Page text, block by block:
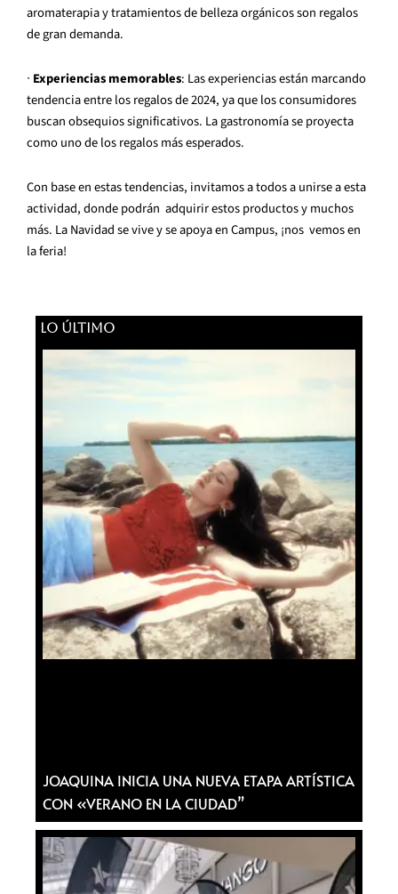
aromaterapia y tratamientos de belleza orgánicos son regalos
de gran demanda.
∙ Experiencias memorables: Las experiencias están marcando
tendencia entre los regalos de 2024, ya que los consumidores
buscan obsequios significativos. La gastronomía se proyecta
como uno de los regalos más esperados.
Con base en estas tendencias, invitamos a todos a unirse a esta
actividad, donde podrán adquirir estos productos y muchos
más. La Navidad se vive y se apoya en Campus, ¡nos vemos en
la feria!
LO ÚLTIMO
JOAQUINA INICIA UNA NUEVA ETAPA ARTÍSTICA
CON «VERANO EN LA CIUDAD”